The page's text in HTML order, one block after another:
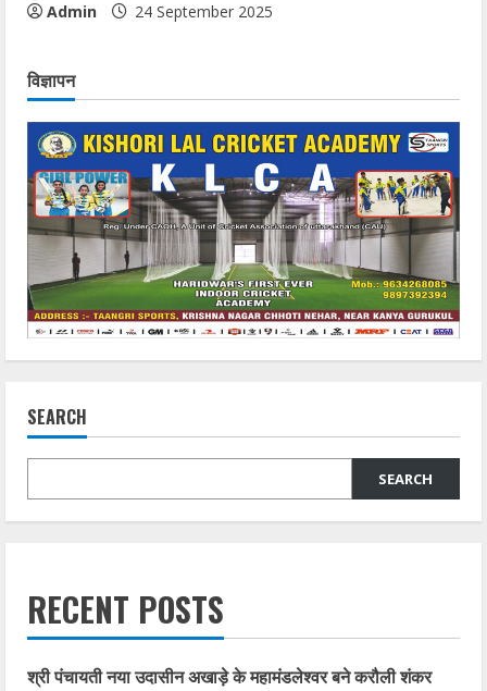
Admin 24 September 2025
विज्ञापन
SEARCH
SEARCH
RECENT POSTS
श्री पंचायती नया उदासीन अखाड़े के महामंडलेश्वर बने करौली शंकर